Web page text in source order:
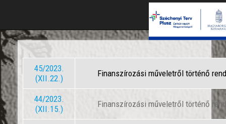
45/2023.
(XII.22.)
Finanszírozási műveletről történő
44/2023.
(XII.15.)
Finanszírozási műveletről történő